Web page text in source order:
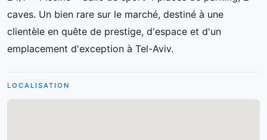
caves. Un bien rare sur le marché, destiné à une
clientèle en quête de prestige, d'espace et d'un
emplacement d'exception à Tel-Aviv.
LOCALISATION